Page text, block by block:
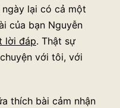
lại có cả một
của bạn Nguyễn
lời đáp. Thật sự
với tôi, với
thích bài cảm nhận